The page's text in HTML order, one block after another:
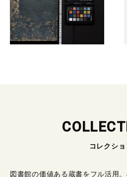
コレクシ
図書館の価値ある蔵書をフル活用。